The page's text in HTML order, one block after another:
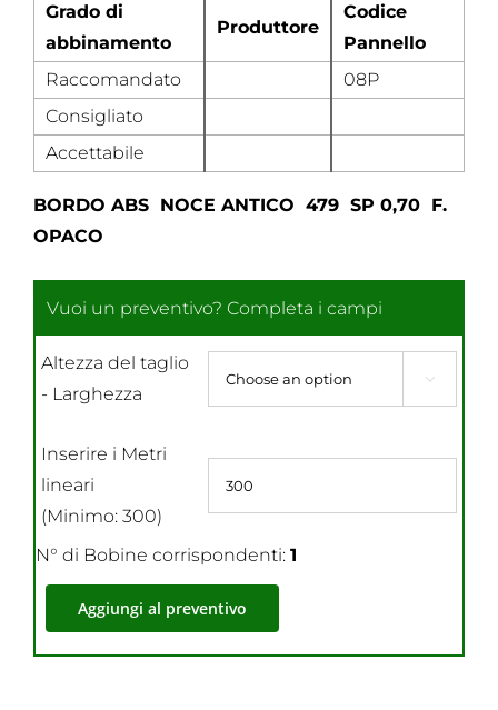
Grado di
abbinamento
Produttore
Codice
Pannello
Raccomandato
08P
Consigliato
Accettabile
BORDO ABS NOCE ANTICO 479 SP 0,70 F.
OPACO
Altezza del taglio
- Larghezza

Inserire i Metri
lineari
(Minimo: 300)
N° di Bobine corrispondenti: 1
Aggiungi al preventivo